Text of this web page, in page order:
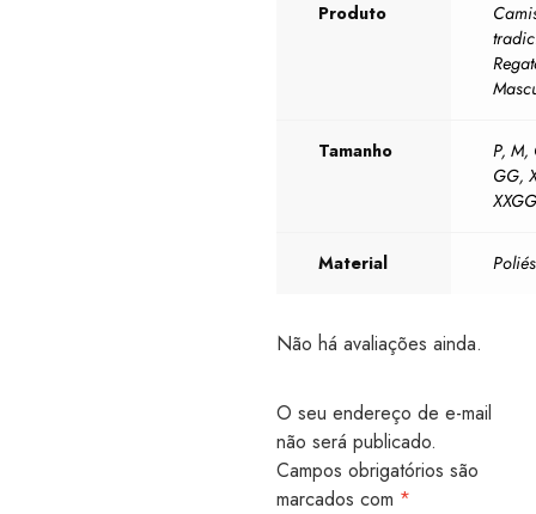
Produto
Tamanho P,M,
GG,
Material
Não há avaliações ainda.
O seu endereço de e-mail
não será publicado.
Campos obrigatórios são
marcados com *